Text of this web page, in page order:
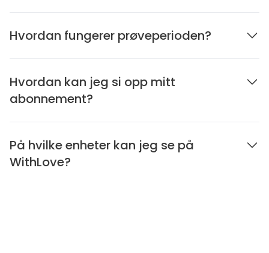
Hvordan fungerer prøveperioden?
Hvordan kan jeg si opp mitt
abonnement?
På hvilke enheter kan jeg se på
WithLove?